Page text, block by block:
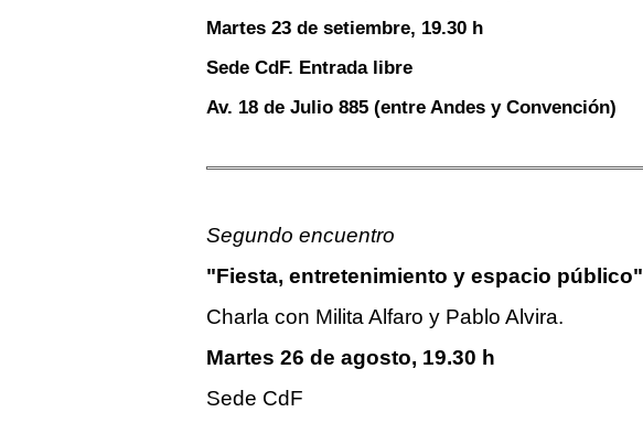
Martes 23 de setiembre, 19.30 h
Sede CdF. Entrada libre
Av. 18 de Julio 885 (entre Andes y Convención)
Segundo encuentro
"Fiesta, entretenimiento y espacio público"
Charla con Milita Alfaro y Pablo Alvira.
Martes 26 de agosto, 19.30 h
Sede CdF